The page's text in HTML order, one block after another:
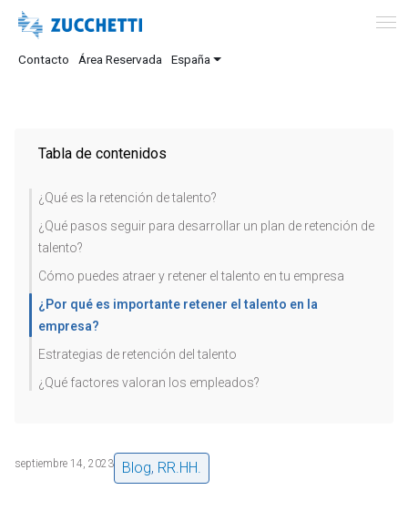
Contacto Área Reservada España
Tabla de contenidos
¿Qué es la retención de talento?
¿Qué pasos seguir para desarrollar un plan de retención de
talento?
Cómo puedes atraer y retener el talento en tu empresa
¿Por qué es importante retener el talento en la
empresa?
Estrategias de retención del talento
¿Qué factores valoran los empleados?
septiembre 14, 2023 Blog, RR.HH.